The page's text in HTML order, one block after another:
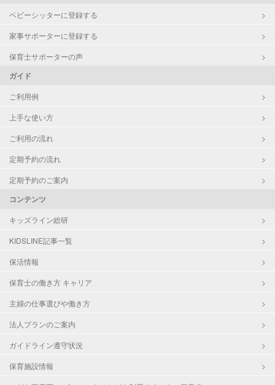
ベビーシッターに登録する
家事サポーターに登録する
保育士サポーターの声
ガイド
ご利用例
上手な使い方
ご利用の流れ
定期予約の流れ
定期予約のご案内
コンテンツ
キッズライン総研
KIDSLINE記事一覧
保活情報
保育士の働き方 キャリア
主婦の仕事選びや働き方
法人プランのご案内
ガイドライン遵守状況
保育施設情報